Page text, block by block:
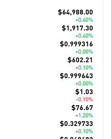
$64,988.00
+0.40%
$1,917.30
+0.40%
$0.999316
+0.00%
$602.21
+0.10%
$0.999643
+0.00%
$1.03
-0.10%
$76.67
+1.20%
$0.329733
+0.10%